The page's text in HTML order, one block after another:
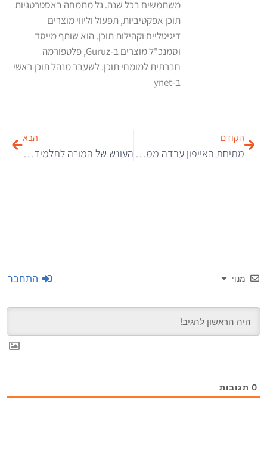
משתמשים בכל שנה. גל מתמחה באסטרטגיות
תוכן אפקטיביות, תפעול וליווי מוצרים
דיגיטליים וקהילות תוכן. הוא שותף מייסד
וסמנכ"ל מוצרים ב-Guruz, פלטפורמה
חברתית למומחי תוכן. לשעבר מנהל תוכן ראשי
ב-ynet
הקודם
מתיחת האייפון עבדה ממש טוב על האמא הזאת
הבא
העונש של המורה לתלמידים המפריעים: ספוילרים למשחקי הכס
מנוי התחבר
0תגובות